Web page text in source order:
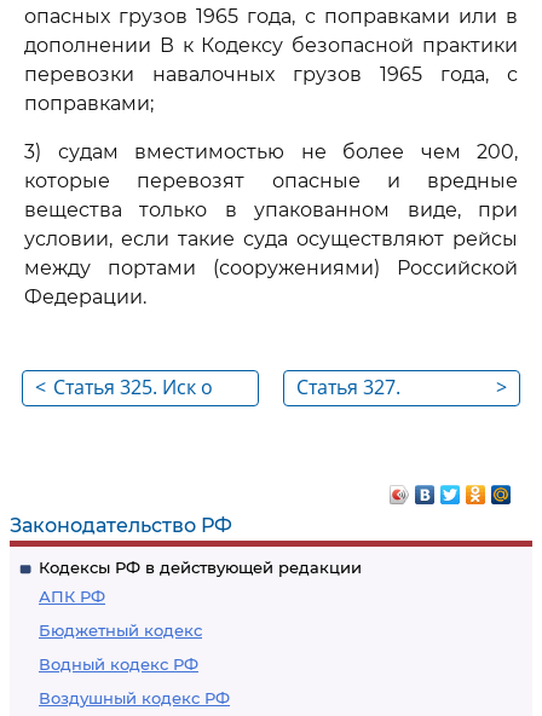
Законодательство РФ
Кодексы РФ в действующей редакции
АПК РФ
Бюджетный кодекс
Водный кодекс РФ
Воздушный кодекс РФ
опасных грузов 1965 года, с поправками или в
дополнении В к Кодексу безопасной практики
перевозки навалочных грузов 1965 года, с
поправками;
3) судам вместимостью не более чем 200,
которые перевозят опасные и вредные
вещества только в упакованном виде, при
условии, если такие суда осуществляют рейсы
между портами (сооружениями) Российской
Федерации.
< Статья 325. Иск о
>
Статья 327.
собственника судна